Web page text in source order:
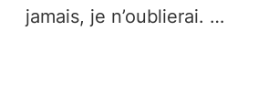
jamais, je n’oublierai. …